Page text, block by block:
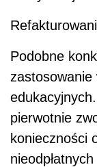
Podobne
zastosowanie
pierwotnie
konieczności